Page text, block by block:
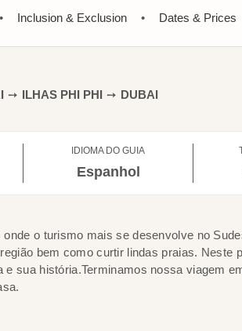
• Inclusion & Exclusion • Dates & Prices
➙ ILHAS PHI PHI ➙ DUBAI
IDIOMA DO GUIA
Espanhol
o turismo mais se desenvolve no
bem como curtir lindas praias. Neste
e sua história.Terminamos nossa viagem